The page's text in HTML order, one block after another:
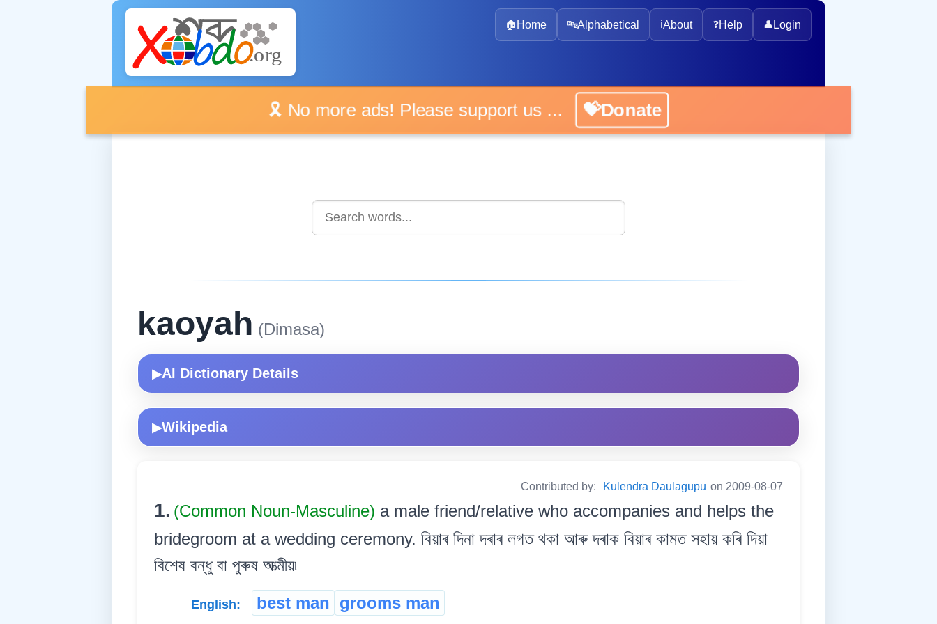
🏠 Home 🔤Alphabetical ℹ️About ❓Help 👤 Login
🎗️ No more ads! Please support us ... 💝Donate
kaoyah (Dimasa)
▶AI Dictionary Details
▶Wikipedia
Contributed by: Kulendra Daulagupu on 2009-08-07
1. (Common Noun-Masculine) a male friend/relative who accompanies and helps the
bridegroom at a wedding ceremony. বিয়াৰ দিনা দৰাৰ লগত থকা আৰু দৰাক বিয়াৰ কামত সহায় কৰি দিয়া
বিশেষ বন্ধু বা পুৰুষ আত্মীয়৷
English: best man grooms man